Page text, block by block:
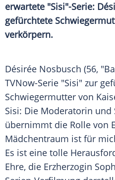
erwartete "Sisi"-Serie:
gefürchtete
verkörpern.
Désirée Nosbusch (56,
TVNow-Serie "Sisi" zur
Schwiegermutter von
Sisi: Die Moderatorin und
übernimmt die Rolle von
Mädchentraum ist für
Es ist eine tolle
Ehre, die Erzherzogin